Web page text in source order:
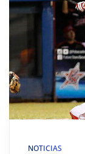
NOTICIAS